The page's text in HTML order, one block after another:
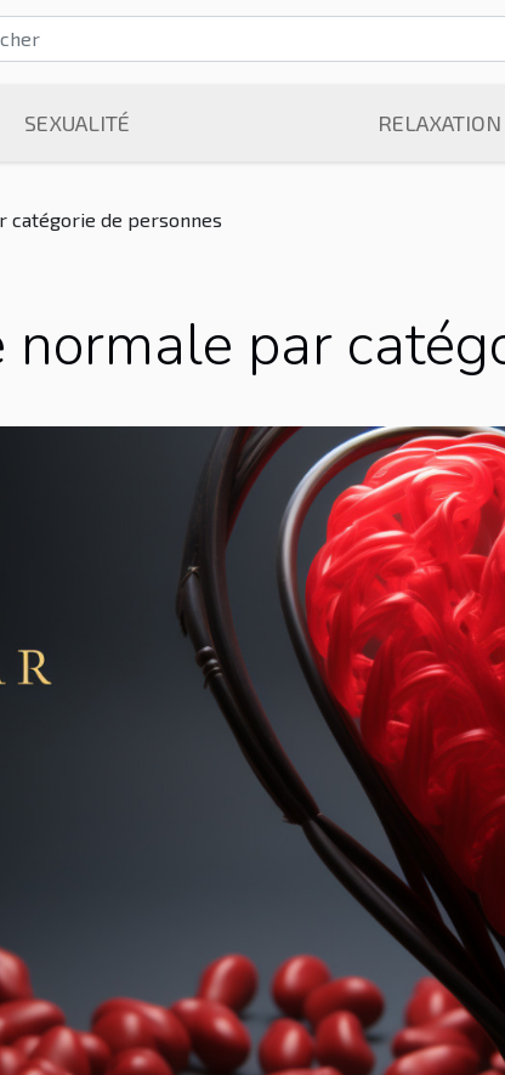
SEXUALITÉ RELAXATION
catégorie de personnes
normale par